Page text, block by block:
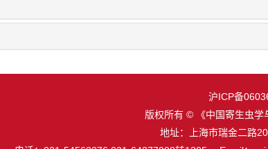
沪ICP备
版权所有 © 《中国寄生虫学
地址：上海市瑞金二路